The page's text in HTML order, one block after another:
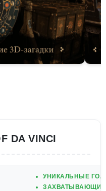
DA VINCI
УНИКАЛЬНЫЕ